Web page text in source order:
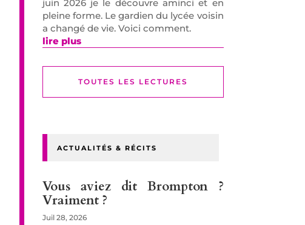
juin 2026 je le découvre aminci et en
pleine forme. Le gardien du lycée voisin
a changé de vie. Voici comment.
lire plus
TOUTES LES LECTURES
ACTUALITÉS & RÉCITS
Vous aviez dit Brompton ?
Vraiment ?
Juil 28, 2026